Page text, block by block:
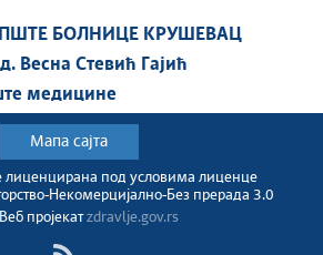
БОЛНИЦЕ КРУШЕВАЦ
Весна Стевић Гајић
медицине
Мапа сајта
лиценциранa под условима лиценце
Некомерцијално-Без прерада 3.0
пројекатzdravlje.gov.rs